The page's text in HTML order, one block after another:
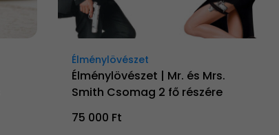
Élménylövészet
Élménylövészet | Mr. és Mrs.
Smith Csomag 2 fő részére
75 000 Ft